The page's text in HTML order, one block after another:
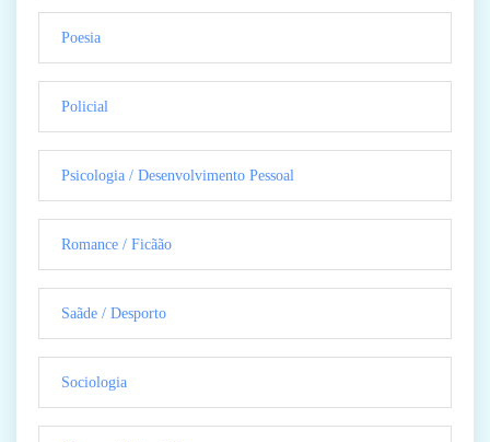
Poesia
Policial
Psicologia / Desenvolvimento Pessoal
Romance / Ficãão
Saãde / Desporto
Sociologia